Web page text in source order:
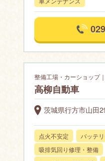
整備工場・カーショップ
高柳自動車
茨城県行方市山田
点火不安定 バッテ
吸排気回り修理・整備